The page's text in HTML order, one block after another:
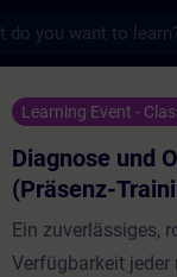
Learning Event -
Diagnose und
(Präsenz-
Ein zuverlässiges,
Verfügbarkeit